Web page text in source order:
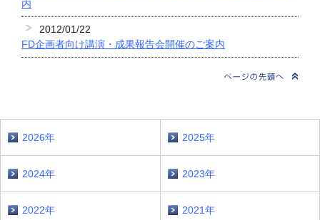
内
2012/01/22
FD企画者向け講演・成果報告会開催のご案内
2026年 2025年
2024年 2023年
2022年 2021年